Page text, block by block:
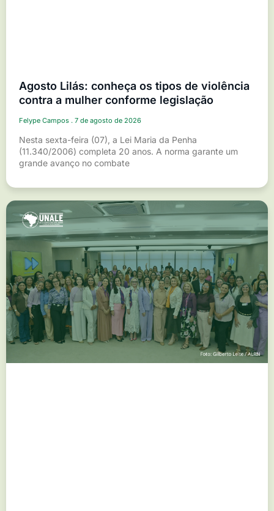
Agosto Lilás: conheça os tipos de violência
contra a mulher conforme legislação
Felype Campos 7 de agosto de 2026
Nesta sexta-feira (07), a Lei Maria da Penha
(11.340/2006) completa 20 anos. A norma garante um
grande avanço no combate